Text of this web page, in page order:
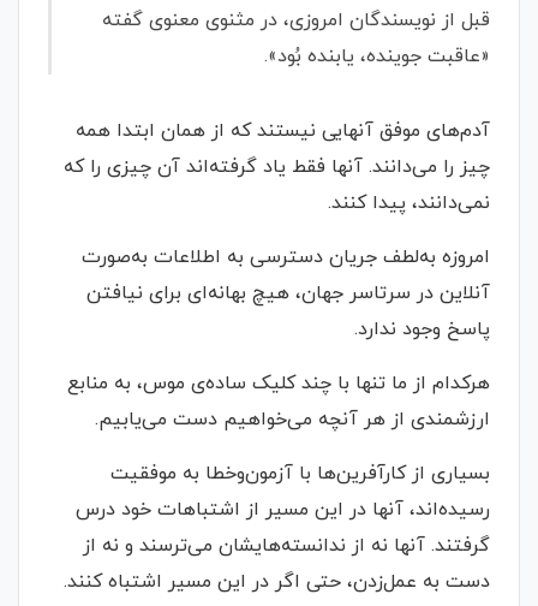
قبل از نویسندگان امروزی، در مثنوی معنوی گفته
«عاقبت جوینده، یابنده بُود».
آدم‌های موفق آنهایی نیستند که از همان ابتدا همه
چیز را می‌دانند. آنها فقط یاد گرفته‌اند آن چیزی را که
نمی‌دانند، پیدا کنند.
امروزه به‌لطف جریان دسترسی به اطلاعات به‌صورت
آنلاین در سرتاسر جهان، هیچ بهانه‌ای برای نیافتن
پاسخ وجود ندارد.
هرکدام از ما تنها با چند کلیک ساده‌ی موس، به منابع
ارزشمندی از هر آنچه می‌خواهیم دست می‌یابیم.
بسیاری از کارآفرین‌ها با آزمون‌وخطا به موفقیت
رسیده‌اند، آنها در این مسیر از اشتباهات خود درس
گرفتند. آنها نه از ندانسته‌هایشان می‌ترسند و نه از
دست به عمل‌زدن، حتی اگر در این مسیر اشتباه کنند.